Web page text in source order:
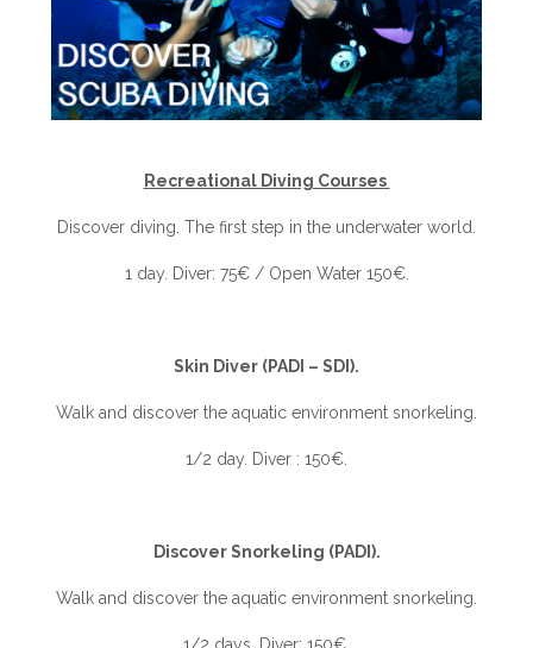
Recreational Diving Courses
Discover diving. The first step in the underwater world.
1 day. Diver: 75€ / Open Water 150€.
Skin Diver (PADI – SDI).
Walk and discover the aquatic environment snorkeling.
1/2 day. Diver : 150€.
Discover Snorkeling (PADI).
Walk and discover the aquatic environment snorkeling.
1/2 days. Diver: 150€.